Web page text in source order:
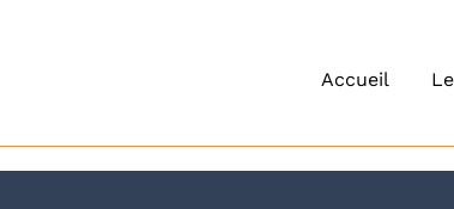
Accueil